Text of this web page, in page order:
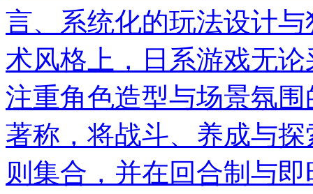
言、系统化的玩法设计
术风格上，日系游戏无
注重角色造型与场景氛
著称，将战斗、养成与
则集合，并在回合制与